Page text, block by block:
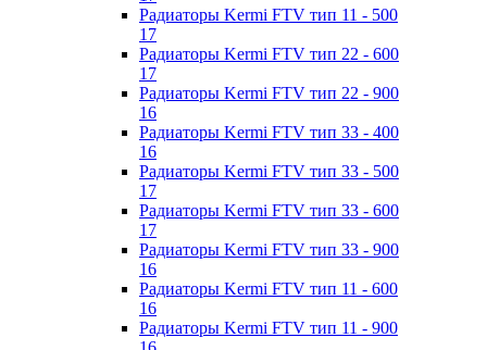
Радиаторы Kermi FTV тип 11 - 500
17
Радиаторы Kermi FTV тип 22 - 600
17
Радиаторы Kermi FTV тип 22 - 900
16
Радиаторы Kermi FTV тип 33 - 400
16
Радиаторы Kermi FTV тип 33 - 500
17
Радиаторы Kermi FTV тип 33 - 600
17
Радиаторы Kermi FTV тип 33 - 900
16
Радиаторы Kermi FTV тип 11 - 600
16
Радиаторы Kermi FTV тип 11 - 900